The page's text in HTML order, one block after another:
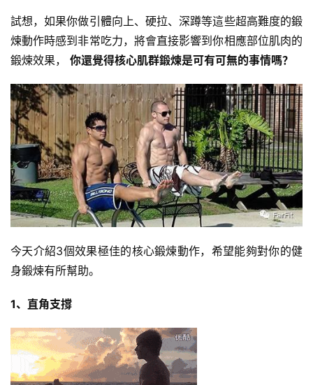
心
得
力
量
訓
練
增
肌
計
劃
瑜
伽
健
視
頻
試想，如果你做引體向上、硬拉、深蹲等這些超高難度的鍛
煉動作時感到非常吃力，將會直接影響到你相應部位肌肉的
鍛煉效果， 你還覺得核心肌群鍛煉是可有可無的事情嗎？
今天介紹3個效果極佳的核心鍛煉動作，希望能夠對你的健
身鍛煉有所幫助。
1、直角支撐